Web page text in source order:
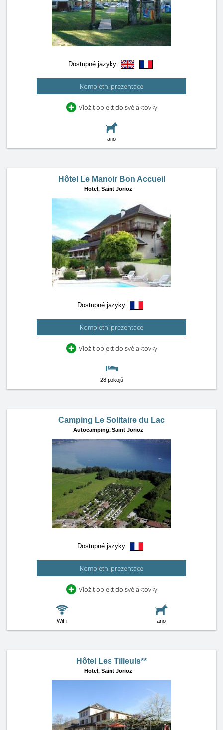
Dostupné jazyky:
Kompletní prezentace
Vložit objekt do své aktovky
ano
Hôtel Le Manoir Bon Accueil
Hotel, Saint Jorioz
Dostupné jazyky:
Kompletní prezentace
Vložit objekt do své aktovky
28 pokojů
Camping Le Solitaire du Lac
Autocamping, Saint Jorioz
Dostupné jazyky:
Kompletní prezentace
Vložit objekt do své aktovky
WiFi ano
Hôtel Les Tilleuls**
Hotel, Saint Jorioz